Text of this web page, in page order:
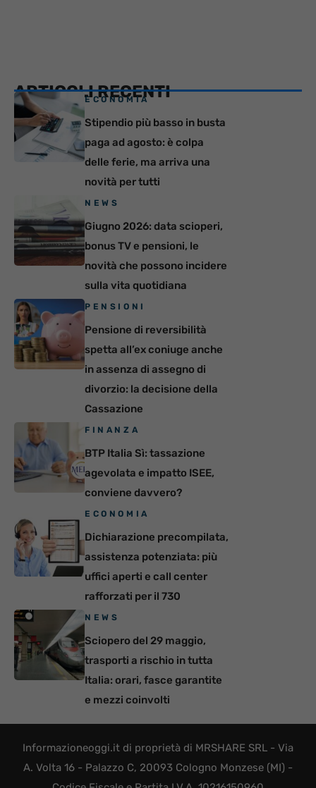
ARTICOLI RECENTI
ECONOMIA
Stipendio più basso in busta
paga ad agosto: è colpa
delle ferie, ma arriva una
novità per tutti
NEWS
Giugno 2026: data scioperi,
bonus TV e pensioni, le
novità che possono incidere
sulla vita quotidiana
PENSIONI
Pensione di reversibilità
spetta all’ex coniuge anche
in assenza di assegno di
divorzio: la decisione della
Cassazione
FINANZA
BTP Italia Sì: tassazione
agevolata e impatto ISEE,
conviene davvero?
ECONOMIA
Dichiarazione precompilata,
assistenza potenziata: più
uffici aperti e call center
rafforzati per il 730
NEWS
Sciopero del 29 maggio,
trasporti a rischio in tutta
Italia: orari, fasce garantite
e mezzi coinvolti
Informazioneoggi.it di proprietà di MRSHARE SRL - Via
A. Volta 16 - Palazzo C, 20093 Cologno Monzese (MI) -